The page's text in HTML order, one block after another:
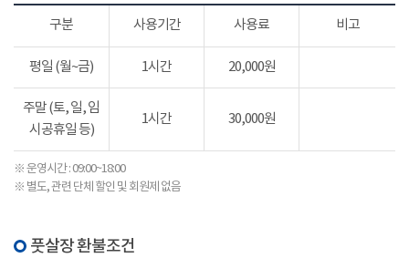
구분 사용기간 사용료 비고
평일 (월~금) 1시간 20,000원
주말 (토, 일, 임
시공휴일 등)
1시간 30,000원
※ 운영시간 : 09:00~18:00
※ 별도, 관련 단체 할인 및 회원제 없음
풋살장 환불조건